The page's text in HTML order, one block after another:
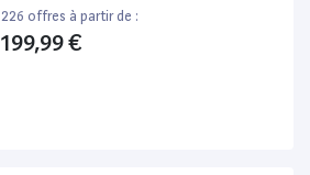
226 offres à partir de :
199,99 €